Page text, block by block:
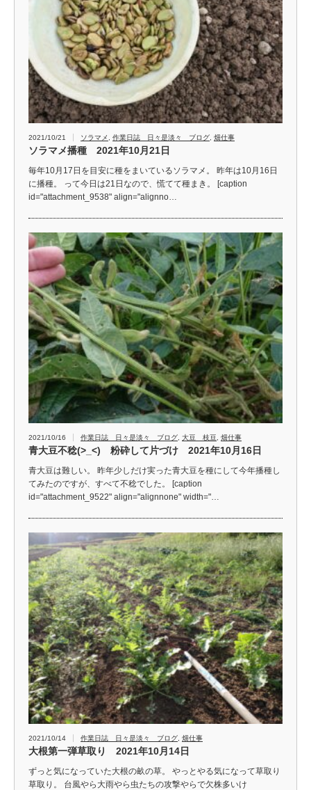
2021/10/21 ソラマメ 作業日誌 日々是淡々 ブログ 畑仕事
ソラマメ播種 2021年10月21日
毎年10月17日を目安に種をまいているソラマメ。 昨年は10月16日
に播種。 って今日は21日なので、慌てて種まき。 [caption
id="attachment_9538" align="alignno…
2021/10/16 作業日誌 日々是淡々 ブログ 大豆 枝豆 畑仕事
青大豆不稔(>_<) 粉砕して片づけ 2021年10月16日
青大豆は難しい。 昨年少しだけ実った青大豆を種にして今年播種し
てみたのですが、すべて不稔でした。 [caption
id="attachment_9522" align="alignnone" width="…
2021/10/14 作業日誌 日々是淡々 ブログ 畑仕事
大根第一弾草取り 2021年10月14日
ずっと気になっていた大根の畝の草。 やっとやる気になって草取り
草取り。 台風やら大雨やら虫たちの攻撃やらで欠株多いけ